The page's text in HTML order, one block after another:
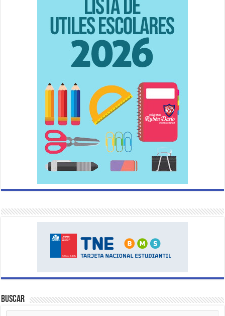
Buscar